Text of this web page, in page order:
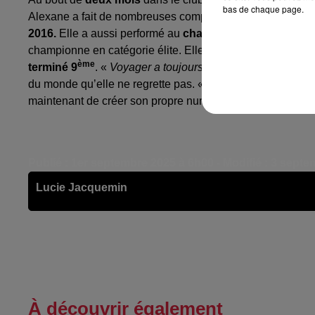
Alexane a fait de nombreuses compétitions. Elle a
2016. Elle a aussi performé au championnat de France
championne en catégorie élite. Elle a également participé
terminé 9ème. « Voyager a toujours été intégré dans ma
du monde qu’elle ne regrette pas. «
C'est ce que j'ai
maintenant de créer son propre numéro.
Lucie Jacquemin
À découvrir également
bas de chaque page.